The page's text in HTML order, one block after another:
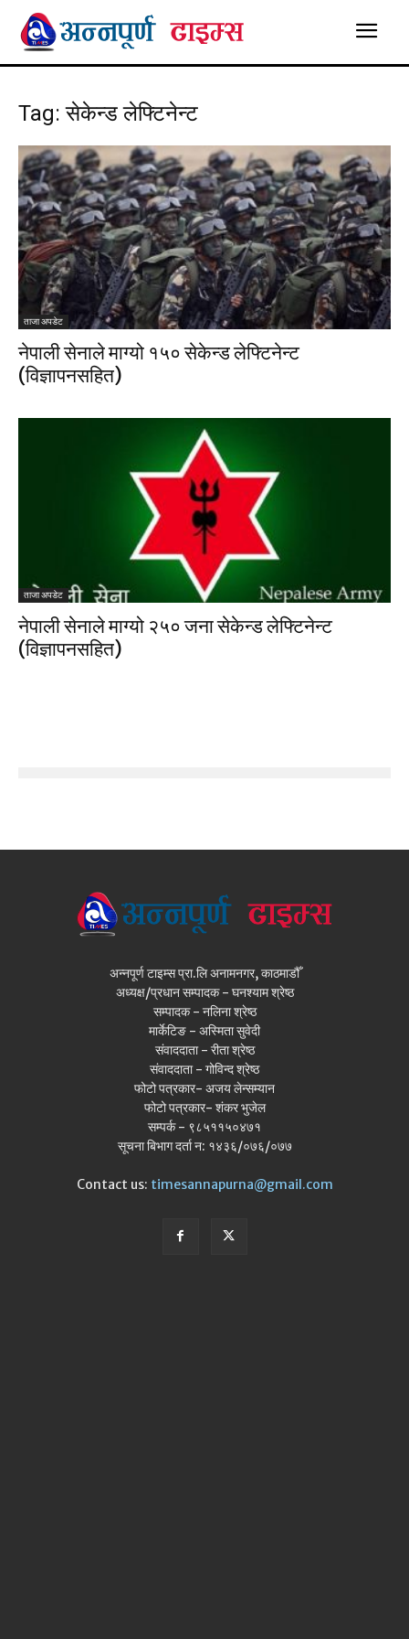
Tag: सेकेन्ड लेफ्टिनेन्ट
ताजा अपडेट
नेपाली सेनाले माग्यो १५० सेकेन्ड लेफ्टिनेन्ट
(विज्ञापनसहित)
ताजा अपडेट
नेपाली सेनाले माग्यो २५० जना सेकेन्ड लेफ्टिनेन्ट
(विज्ञापनसहित)
अन्नपूर्ण टाइम्स प्रा.लि अनामनगर, काठमाडौँ
अध्यक्ष/प्रधान सम्पादक - घनश्याम श्रेष्ठ
सम्पादक - नलिना श्रेष्ठ
मार्केटिङ - अस्मिता सुवेदी
संवाददाता - रीता श्रेष्ठ
संवाददाता - गोविन्द श्रेष्ठ
फोटो पत्रकार- अजय लेन्सम्यान
फोटो पत्रकार- शंकर भुजेल
सम्पर्क - ९८५११५०४७१
सूचना बिभाग दर्ता न: १४३६/०७६/०७७
Contact us: timesannapurna@gmail.com